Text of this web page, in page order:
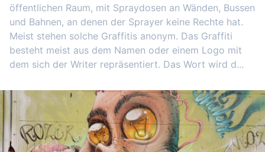
öffentlichen Raum, mit Spraydosen an Wänden, Bussen
und Bahnen, an denen der Sprayer keine Rechte hat.
Meist stehen solche Graffitis anonym. Das Graffiti
besteht meist aus dem Namen oder einem Logo mit
dem sich der Writer repräsentiert. Das Wort wird d...